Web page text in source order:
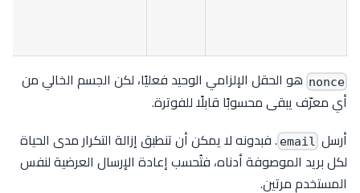
nonce هو الحقل الإلزامي الوحيد فعليًا، لكن الجسم الخالي من
أي معرّف يبقى محسوبًا قابلًا للفوترة.
أرسل email . فبدونه لا يمكن أن تنطبق إزالة التكرار مدى الحياة
لكل بريد الموصوفة أدناه، فتُحسب إعادة الإرسال العرضية لنفس
المستخدم مرتين.